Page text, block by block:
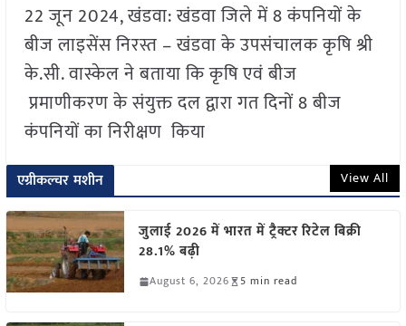
22 जून 2024, खंडवा: खंडवा जिले में 8 कंपनियों के
बीज लाइसेंस निरस्त – खंडवा के उपसंचालक कृषि श्री
के.सी. वास्केल ने बताया कि कृषि एवं बीज
प्रमाणीकरण के संयुक्त दल द्वारा गत दिनों 8 बीज
कंपनियों का निरीक्षण किया
एग्रीकल्चर मशीन View All
जुलाई 2026 में भारत में ट्रैक्टर रिटेल बिक्री
28.1% बढ़ी
August 6, 2026 5 min read